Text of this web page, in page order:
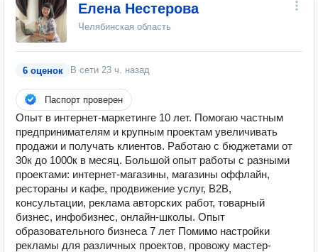
Елена Нестерова
Челябинская область
6 оценок В сети 23 ч. назад
Паспорт проверен
Опыт в интернет-маркетинге 10 лет. Помогаю частным
предпринимателям и крупным проектам увеличивать
продажи и получать клиентов. Работаю с бюджетами от
30к до 1000к в месяц. Большой опыт работы с разными
проектами: интернет-магазины, магазины оффлайн,
рестораны и кафе, продвижение услуг, В2В,
консультации, реклама авторских работ, товарный
бизнес, инфобизнес, онлайн-школы. Опыт
образовательного бизнеса 7 лет Помимо настройки
рекламы для различных проектов, провожу мастер-